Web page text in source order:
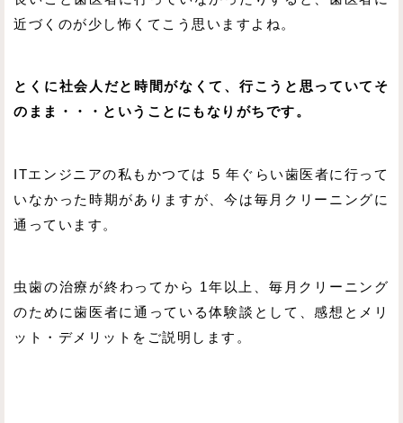
近づくのが少し怖くてこう思いますよね。
とくに社会人だと時間がなくて、行こうと思っていてそ
のまま・・・ということにもなりがちです。
ITエンジニアの私もかつては 5 年ぐらい歯医者に行って
いなかった時期がありますが、今は毎月クリーニングに
通っています。
虫歯の治療が終わってから 1年以上、毎月クリーニング
のために歯医者に通っている体験談として、感想とメリ
ット・デメリットをご説明します。